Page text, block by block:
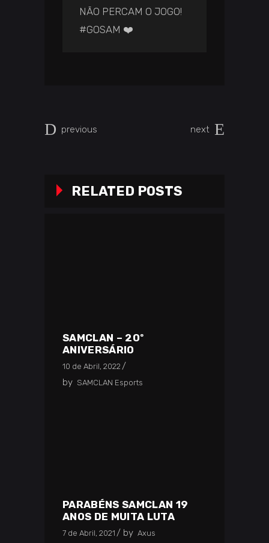
NÃO PERCAM O JOGO!
#GOSAM ❤️
previous next
RELATED POSTS
SAMCLAN – 20º
ANIVERSÁRIO
10 de Abril, 2022
by SAMCLAN Esports
PARABÉNS SAMCLAN 19
ANOS DE MUITA LUTA
7 de Abril, 2021 by Axus